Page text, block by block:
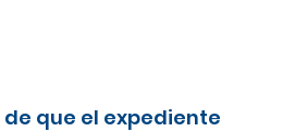
que el expediente